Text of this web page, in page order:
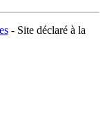
- Site déclaré à la